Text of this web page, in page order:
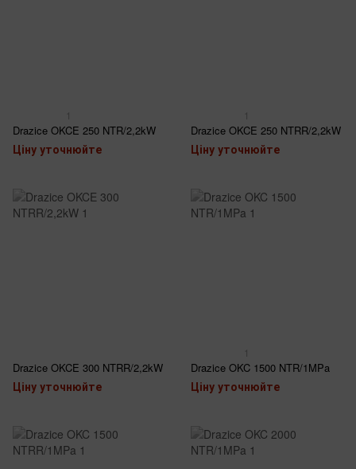
1
Drazice OKCE 250 NTR/2,2kW
Ціну уточнюйте
1
Drazice OKCE 250 NTRR/2,2kW
Ціну уточнюйте
Drazice OKCE 300 NTRR/2,2kW
Ціну уточнюйте
1
Drazice OKC 1500 NTR/1MPa
Ціну уточнюйте